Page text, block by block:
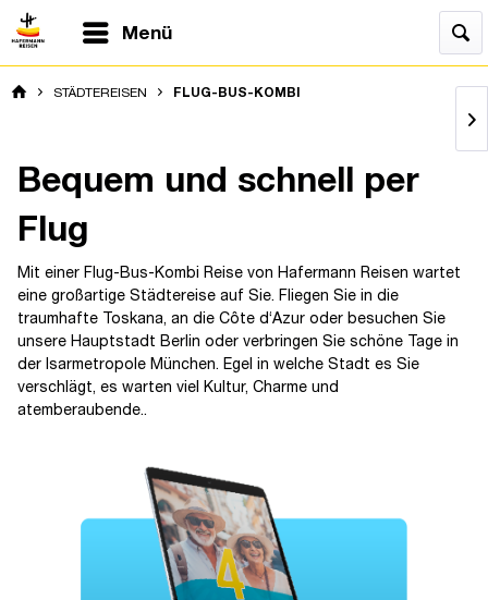
Menü
STÄDTEREISEN FLUG-BUS-KOMBI
Bequem und schnell per
Flug
Mit einer Flug-Bus-Kombi Reise von Hafermann Reisen wartet
eine großartige Städtereise auf Sie. Fliegen Sie in die
traumhafte Toskana, an die Côte d‘Azur oder besuchen Sie
unsere Hauptstadt Berlin oder verbringen Sie schöne Tage in
der Isarmetropole München. Egel in welche Stadt es Sie
verschlägt, es warten viel Kultur, Charme und
atemberaubende..